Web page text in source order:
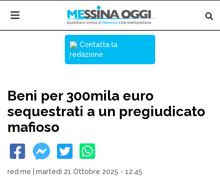
Contatta la
redazione
Beni per 300mila euro
sequestrati a un pregiudicato
mafioso
red.me martedì 21 Ottobre 2025 - 12:45